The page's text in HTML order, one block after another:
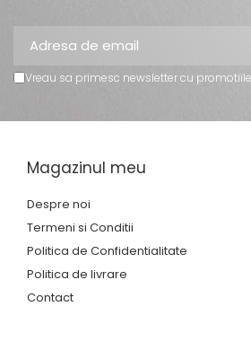
Vreau sa primesc newsletter cu
Magazinul meu
Despre noi
Termeni si Conditii
Politica de Confidentialitate
Politica de livrare
Contact